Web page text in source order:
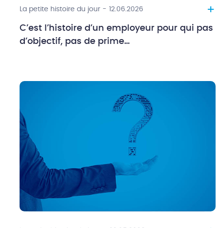
La petite histoire du jour - 12.06.2026
C’est l’histoire d’un employeur pour qui pas
d’objectif, pas de prime…
+